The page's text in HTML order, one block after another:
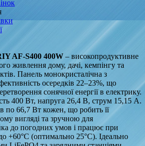
AF‑S400 400W – високопродуктивне
живлення дому, дачі, кемпінгу та
Панель монокристалічна з
осередків 22–23%, що
сонячної енергії в електрику.
400 Вт, напруга 26,4 В, струм 15,15 А.
по 66,7 Вт кожен, що робить її
вигляді та зручною для
до погодних умов і працює при
+60°C (оптимально 25°C). Ідеально